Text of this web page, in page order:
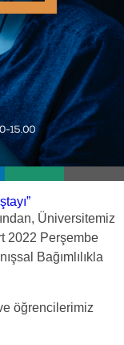
Üniversitemiz
2022 Perşembe
Bağımlılıkla
öğrencilerimiz